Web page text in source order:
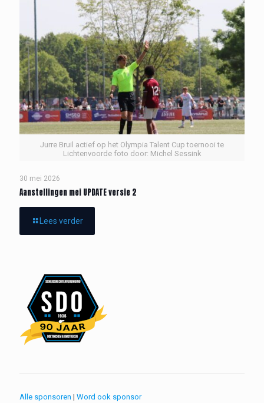
Jurre Bruil actief op het Olympia Talent Cup toernooi te
Lichtenvoorde foto door: Michel Sessink
30 mei 2026
Aanstellingen mei UPDATE versie 2
Lees verder
Alle sponsoren | Word ook sponsor